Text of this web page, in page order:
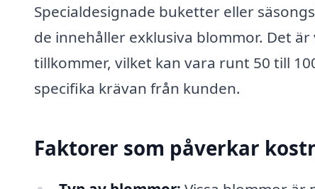
Specialdesignade buketter eller
de innehåller exklusiva blommor. Det
tillkommer, vilket kan vara runt 50 till
specifika krävan från kunden.
Faktorer som påverkar